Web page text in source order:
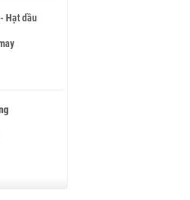
Hạt dầu